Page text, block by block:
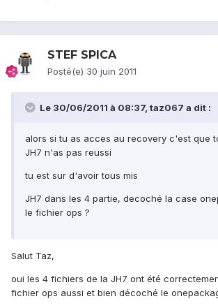
STEF SPICA
Posté(e) 30 juin 2011
Le 30/06/2011 à 08:37, taz067 a dit :
alors si tu as acces au recovery c'est que
JH7 n'as pas reussi
tu est sur d'avoir tous mis
JH7 dans les 4 partie, decoché la case
le fichier ops ?
Salut Taz,
oui les 4 fichiers de la JH7 ont été
fichier ops aussi et bien décoché le